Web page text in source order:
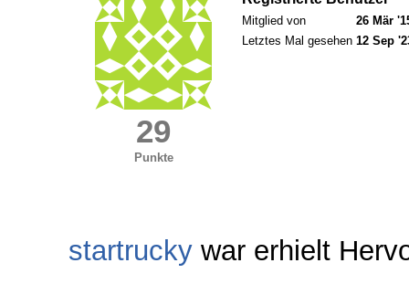
29
Punkte
Mitglied von
26 Mär
Letztes Mal gesehen 12 Sep
startrucky war erhielt